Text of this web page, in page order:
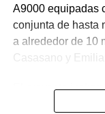
A9000 equipadas
conjunta de hasta
a alrededor de 10
Casasano y
El proyecto
diagnóstico con